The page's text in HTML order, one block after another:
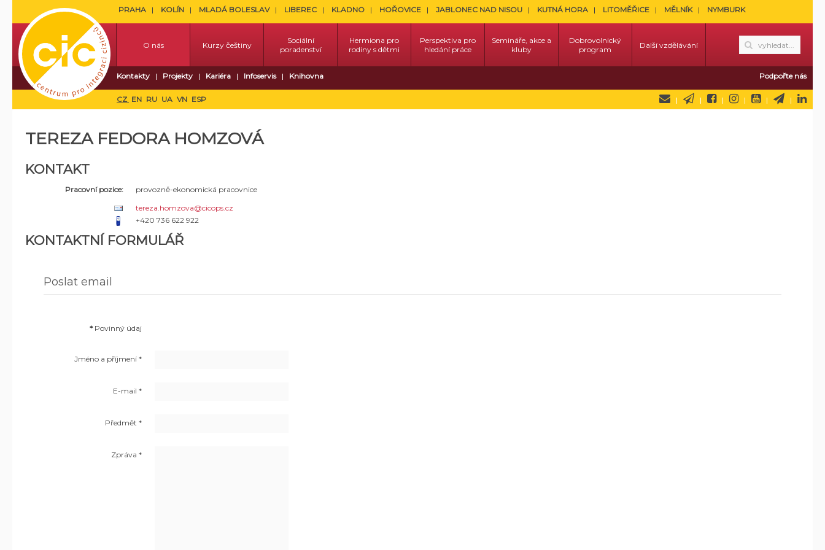
PRAHA KOLÍN MLADÁ BOLESLAV LIBEREC KLADNO HOŘOVICE JABLONEC NAD NISOU KUTNÁ HORA LITOMĚŘICE MĚLNÍK NYMBURK
O nás Kurzy češtiny
Sociální
poradenství
Hermiona pro
rodiny s dětmi
Perspektiva pro
hledání práce
Semináře, akce a
kluby
Dobrovolnický
program
Další vzdělávání
Kontakty Projekty Kariéra Infoservis Knihovna Podpořte nás
CZ EN RU UA VN ESP
TEREZA FEDORA HOMZOVÁ
KONTAKT
Pracovní pozice:
provozně-ekonomická pracovnice
tereza.homzova@cicops.cz
+420 736 622 922
KONTAKTNÍ FORMULÁŘ
Poslat email
* Povinný údaj
Jméno a příjmení *
E-mail *
Předmět *
Zpráva *